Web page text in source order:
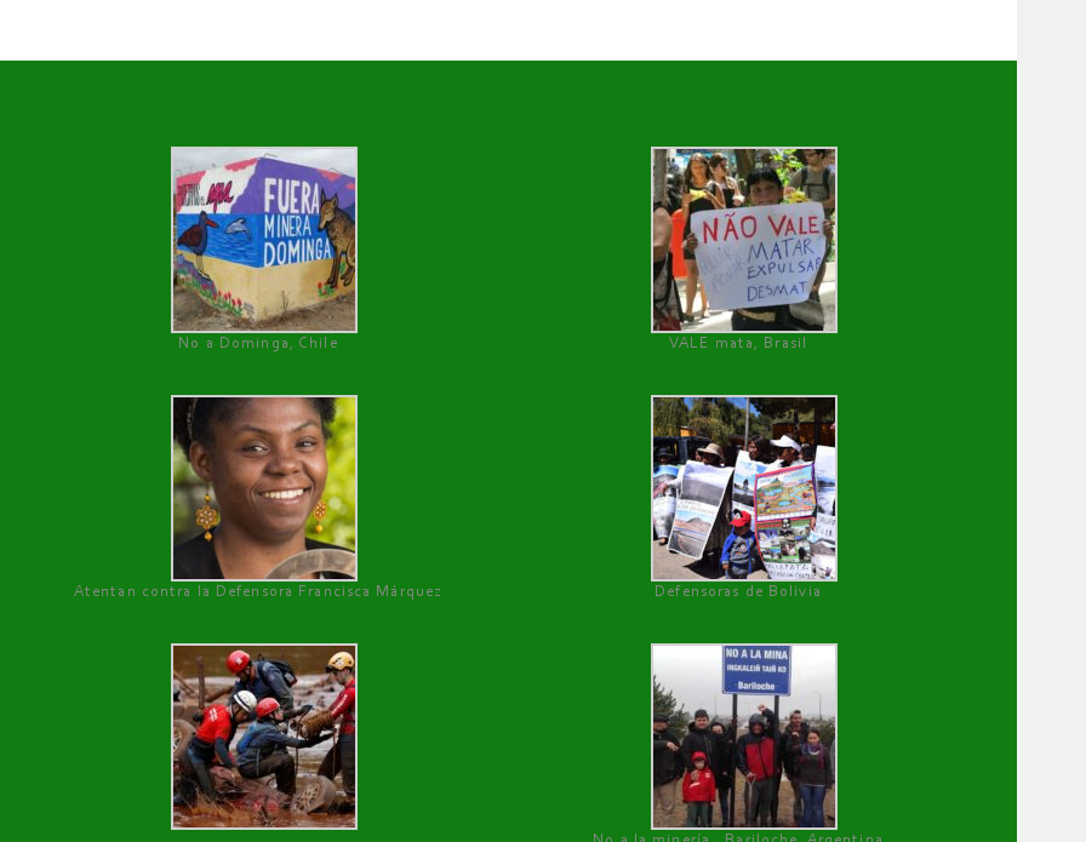
No a Dominga, Chile
VALE mata, Brasil
Atentan contra la Defensora Francisca Márquez Defensoras de Bolivia